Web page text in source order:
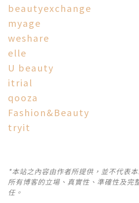
beautyexchange
myage
weshare
elle
U beauty
itrial
qooza
Fashion&Beauty
tryit
*本站之內容由作者所提供，並不代表
所有博客的立場、真實性、準確性及完
任。